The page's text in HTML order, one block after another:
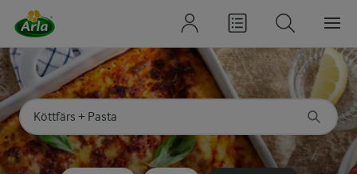
Sök på kategori eller ingrediens
Skriv in sökord för att få förslag